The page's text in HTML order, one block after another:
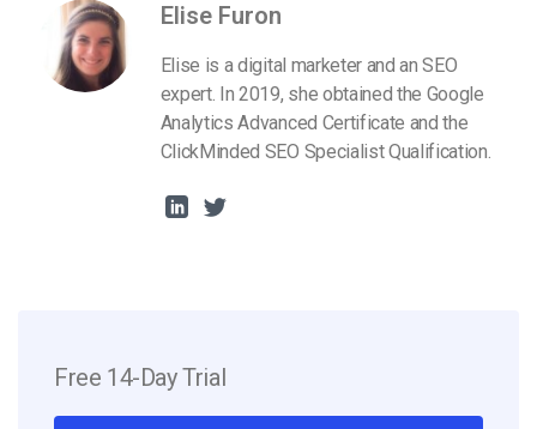
Elise Furon
Elise is a digital marketer and an SEO
expert. In 2019, she obtained the Google
Analytics Advanced Certificate and the
ClickMinded SEO Specialist Qualification.
Free 14-Day Trial